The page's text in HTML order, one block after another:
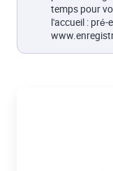
temps pour
l'accueil : pré-